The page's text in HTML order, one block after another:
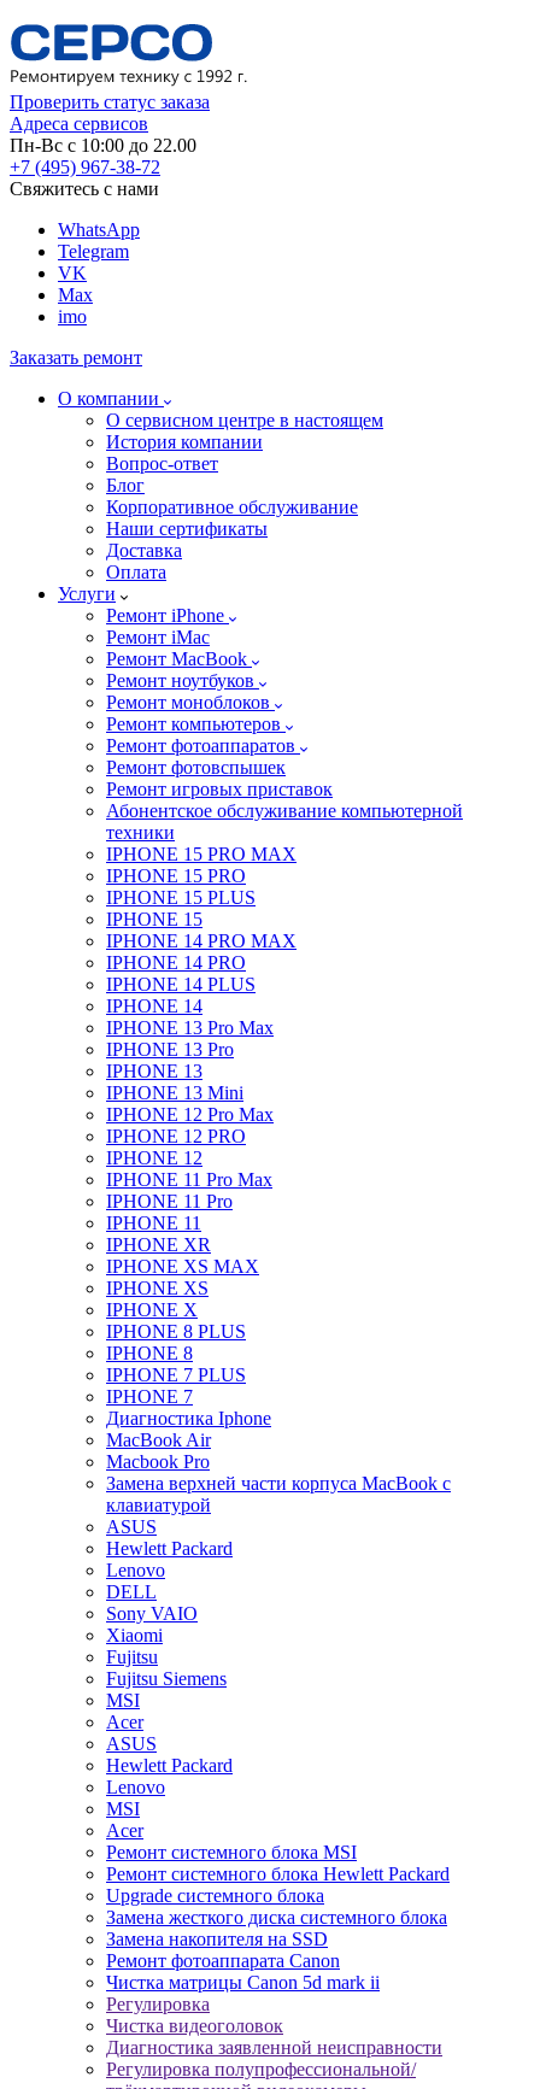
Проверить статус заказа
Адреса сервисов
Пн-Вс с 10:00 до 22.00
+7 (495) 967-38-72
Свяжитесь с нами
WhatsApp
Telegram
VK
Max
imo
Заказать ремонт
О компании
О сервисном центре в настоящем
История компании
Вопрос-ответ
Блог
Корпоративное обслуживание
Наши сертификаты
Доставка
Оплата
Услуги
Ремонт iPhone
Ремонт iMac
Ремонт MacBook
Ремонт ноутбуков
Ремонт моноблоков
Ремонт компьютеров
Ремонт фотоаппаратов
Ремонт фотовспышек
Ремонт игровых приставок
Абонентское обслуживание компьютерной
техники
IPHONE 15 PRO MAX
IPHONE 15 PRO
IPHONE 15 PLUS
IPHONE 15
IPHONE 14 PRO MAX
IPHONE 14 PRO
IPHONE 14 PLUS
IPHONE 14
IPHONE 13 Pro Max
IPHONE 13 Pro
IPHONE 13
IPHONE 13 Mini
IPHONE 12 Pro Max
IPHONE 12 PRO
IPHONE 12
IPHONE 11 Pro Max
IPHONE 11 Pro
IPHONE 11
IPHONE XR
IPHONE XS MAX
IPHONE XS
IPHONE X
IPHONE 8 PLUS
IPHONE 8
IPHONE 7 PLUS
IPHONE 7
Диагностика Iphone
MacBook Air
Macbook Pro
Замена верхней части корпуса MacBook с
клавиатурой
ASUS
Hewlett Packard
Lenovo
DELL
Sony VAIO
Xiaomi
Fujitsu
Fujitsu Siemens
MSI
Acer
ASUS
Hewlett Packard
Lenovo
MSI
Acer
Ремонт системного блока MSI
Ремонт системного блока Hewlett Packard
Upgrade системного блока
Замена жесткого диска системного блока
Замена накопителя на SSD
Ремонт фотоаппарата Canon
Чистка матрицы Canon 5d mark ii
Регулировка
Чистка видеоголовок
Диагностика заявленной неисправности
Регулировка полупрофессиональной/